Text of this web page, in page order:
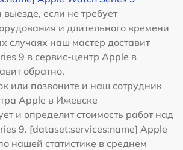
если не требует
и длительного времени
случаях наш мастер доставит
9 в сервис-центр Apple в
обратно.
или позвоните и наш сотрудник
Apple в Ижевске
и определит стоимость работ над
9. [dataset:services:name] Apple
нашей статистике в среднем